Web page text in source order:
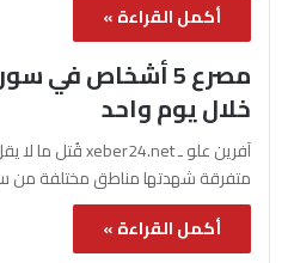
أكمل القراءة »
مصرع 5 أشخاص في
خلال يوم واحد
متفرقة شهدتها مناطق مختلفة من
أكمل القراءة »